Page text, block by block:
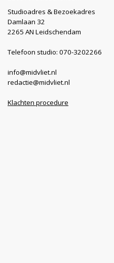
Studioadres & Bezoekadres
Damlaan 32
2265 AN Leidschendam
Telefoon studio: 070-3202266
info@midvliet.nl
redactie@midvliet.nl
Klachten procedure